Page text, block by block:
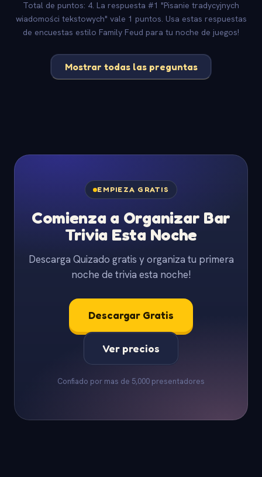
Total de puntos: 4. La respuesta #1 "Pisanie tradycyjnych
wiadomości tekstowych" vale 1 puntos. Usa estas respuestas
de encuestas estilo Family Feud para tu noche de juegos!
Mostrar todas las preguntas
EMPIEZA GRATIS
Comienza a Organizar Bar
Trivia Esta Noche
Descarga Quizado gratis y organiza tu primera
noche de trivia esta noche!
Descargar Gratis
Ver precios
Confiado por mas de 5,000 presentadores